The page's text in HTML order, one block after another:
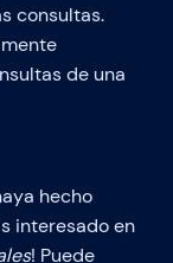
consultas.
de una
hecho
interesado en
! Puede